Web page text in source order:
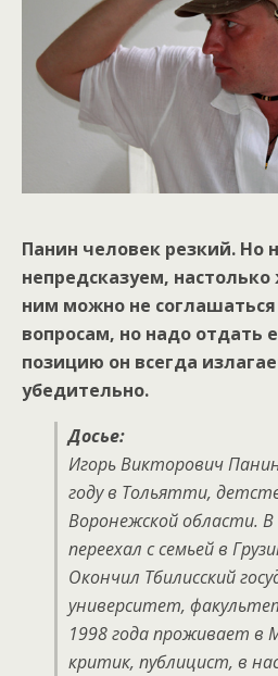
Панин человек резкий. Но
непредсказуем,
ним можно не
вопросам, но надо отдать
позицию он всегда
убедительно.
Досье:
Игорь Викторович
году в Тольятти,
Воронежской области. В
переехал с семьей в
Окончил Тбилисский
университет,
1998 года проживает в
критик, публицист, в